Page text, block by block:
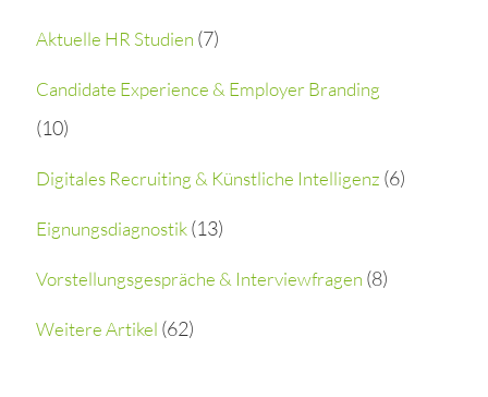
c
h
f
o
Aktuelle HR Studien (7)
Candidate Experience & Employer Branding
(10)
Digitales Recruiting & Künstliche Intelligenz (6)
Eignungsdiagnostik(13)
Vorstellungsgespräche & Interviewfragen (8)
Weitere Artikel (62)